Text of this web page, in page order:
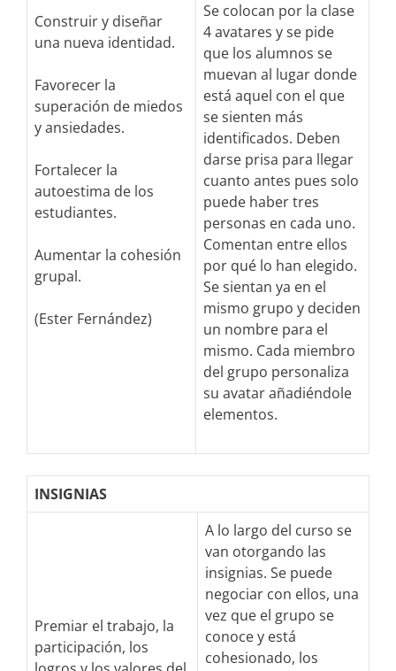
Construir y diseñar
una nueva identidad.
Favorecer la
superación de miedos
y ansiedades.
Fortalecer la
autoestima de los
estudiantes.
Aumentar la cohesión
grupal.
(Ester Fernández)
Se colocan por la clase
4 avatares y se pide
que los alumnos se
muevan al lugar donde
está aquel con el que
se sienten más
identificados. Deben
darse prisa para llegar
cuanto antes pues solo
puede haber tres
personas en cada uno.
Comentan entre ellos
por qué lo han elegido.
Se sientan ya en el
mismo grupo y deciden
un nombre para el
mismo. Cada miembro
del grupo personaliza
su avatar añadiéndole
elementos.
INSIGNIAS
Premiar el trabajo, la
participación, los
A lo largo del curso se
van otorgando las
insignias. Se puede
negociar con ellos, una
vez que el grupo se
conoce y está
cohesionado, los